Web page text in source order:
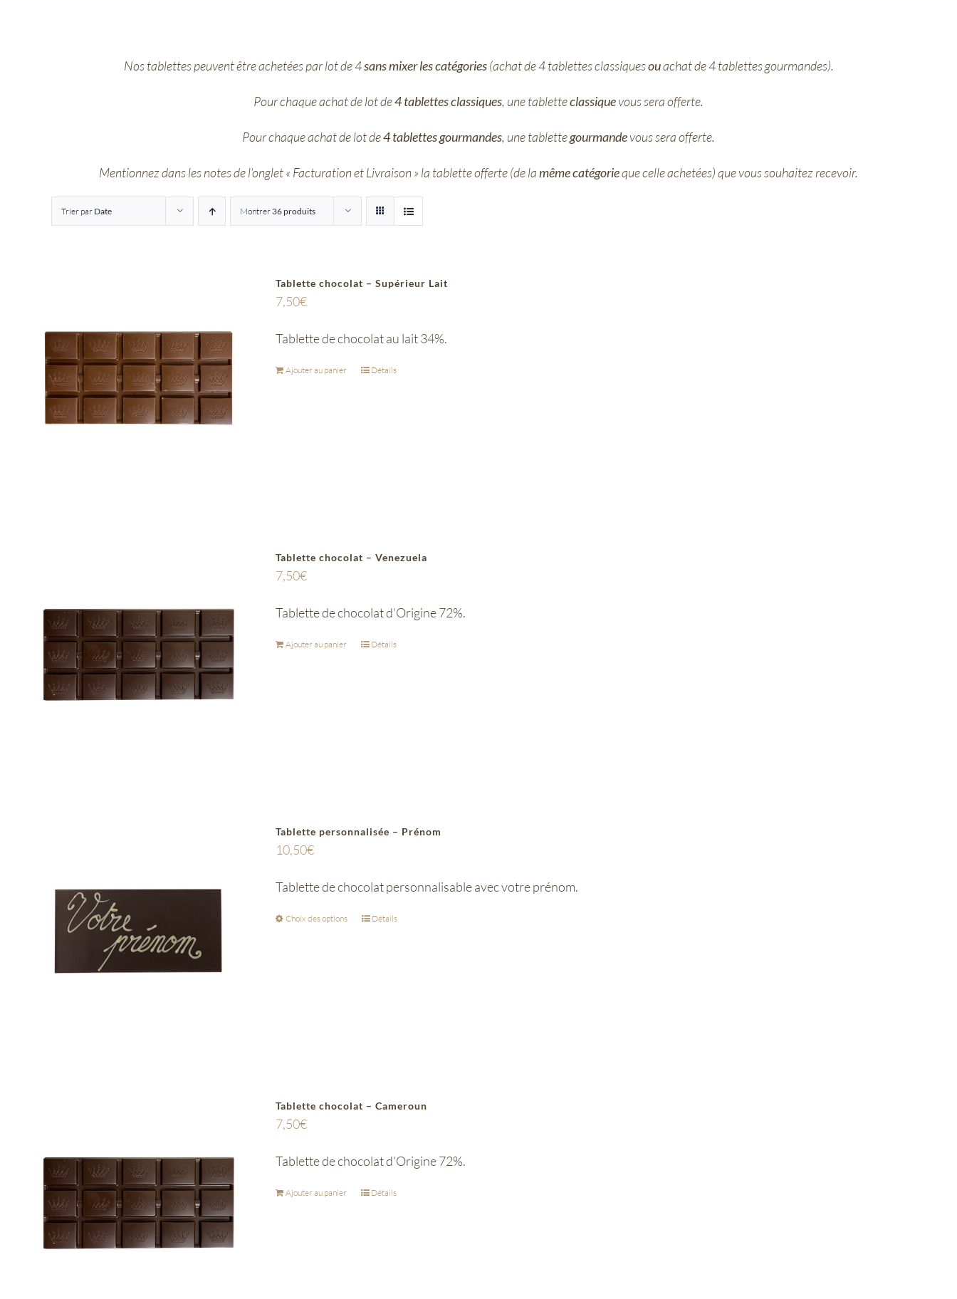
Nos tablettes peuvent être achetées par lot de 4sans mixer les catégories(achat de 4 tablettes classiquesouachat de 4 tablettes gourmandes).
Pour chaque achat de lot de4 tablettes classiques, une tabletteclassiquevous sera offerte.
Pour chaque achat de lot de4 tablettes gourmandes, une tablettegourmandevous sera offerte.
Mentionnez dans les notes de l’onglet « Facturation et Livraison » la tablette offerte (de lamême catégorieque celle achetées) que vous souhaitez recevoir.
Trier par Date Montrer 36 produits
Tablette chocolat – Supérieur Lait
7,50€
Tablette de chocolat au lait 34%.
Ajouter au panier Détails
Tablette chocolat – Venezuela
7,50€
Tablette de chocolat d'Origine 72%.
Ajouter au panier Détails
Tablette personnalisée – Prénom
10,50€
Tablette de chocolat personnalisable avec votre prénom.
Choix des options Détails
Tablette chocolat – Cameroun
7,50€
Tablette de chocolat d'Origine 72%.
Ajouter au panier Détails